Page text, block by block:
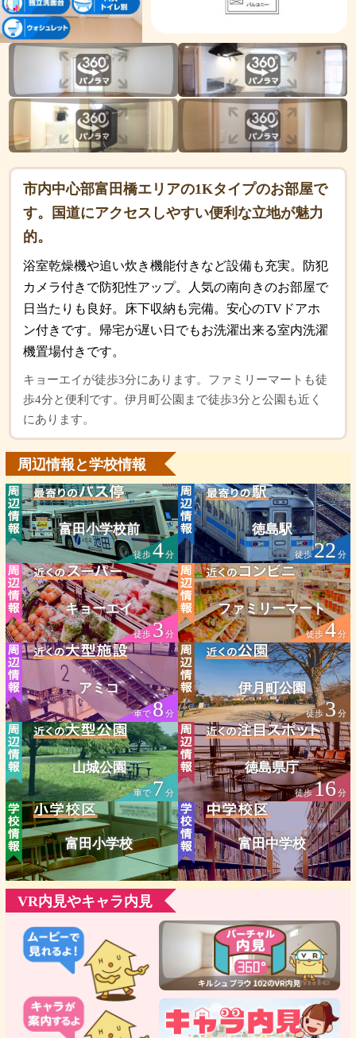
市内中心部富田橋エリアの1Kタイプのお部屋で
す。国道にアクセスしやすい便利な立地が魅力
的。
浴室乾燥機や追い炊き機能付きなど設備も充実。防犯
カメラ付きで防犯性アップ。人気の南向きのお部屋で
日当たりも良好。床下収納も完備。安心のTVドアホ
ン付きです。帰宅が遅い日でもお洗濯出来る室内洗濯
機置場付きです。
キョーエイが徒歩3分にあります。ファミリーマートも徒
歩4分と便利です。伊月町公園まで徒歩3分と公園も近く
にあります。
周辺情報と学校情報
富田小学校前
徒歩4分
徳島駅
徒歩22 分
キョーエイ
徒歩3分
ファミリーマート
徒歩4分
アミコ
車で8分
伊月町公園
徒歩3 分
山城公園
車で7分
徳島県庁
徒歩16分
富田小学校 富田中学校
VR内見やキャラ内見